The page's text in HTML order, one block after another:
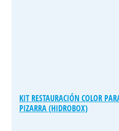
KIT RESTAURACIÓN COLOR
PIZARRA (HIDROBOX)